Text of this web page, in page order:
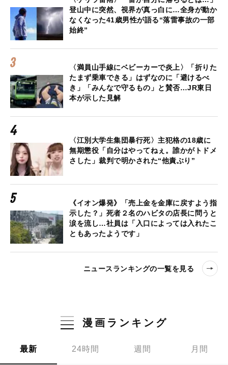
登山中に突然、視界が真っ白に…全身が動か
なくなった41歳男性が語る“落雷事故の一部
始終”
〈満員山手線にベビーカーで炎上〉「折りた
たまず乗車できる」はずなのに「避けるべ
き」「みんなで守るもの」と賛否…JR東日
本が示した見解
〈江別大学生集団暴行死〉主犯格の18歳に
無期懲役「自分はやってねぇ。誰かがトドメ
さした」裁判で明かされた“他責ぶり”
《イオン爆発》「売上金を金庫に戻すよう指
示した？」死者２名のハビタの店長に問うと
涙を流し…社員は「入口によっては入れたこ
ともあったようです」
ニュースランキングの一覧を見る
漫画ランキング
最新 24時間 週間 月間